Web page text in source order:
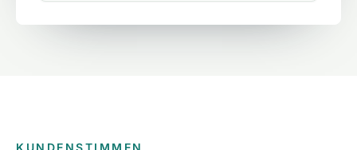
KUNDENSTIMMEN